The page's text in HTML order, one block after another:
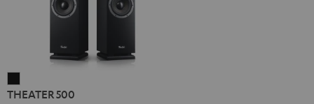
500
THEATER 500